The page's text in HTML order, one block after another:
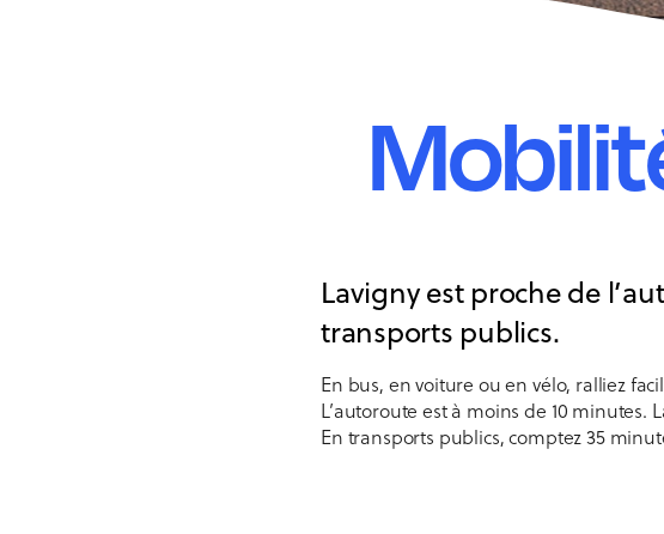
Lavigny est proche de
transports publics.
En bus, en voiture ou en vélo, ralliez
L’autoroute est à moins de 10 minutes.
En transports publics, comptez 35